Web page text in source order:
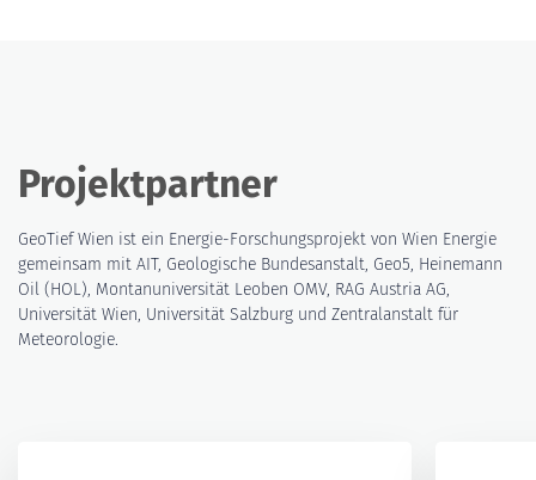
Projektpartner
GeoTief Wien ist ein Energie-Forschungsprojekt von Wien Energie
gemeinsam mit AIT, Geologische Bundesanstalt, Geo5, Heinemann
Oil (HOL), Montanuniversität Leoben OMV, RAG Austria AG,
Universität Wien, Universität Salzburg und Zentralanstalt für
Meteorologie.